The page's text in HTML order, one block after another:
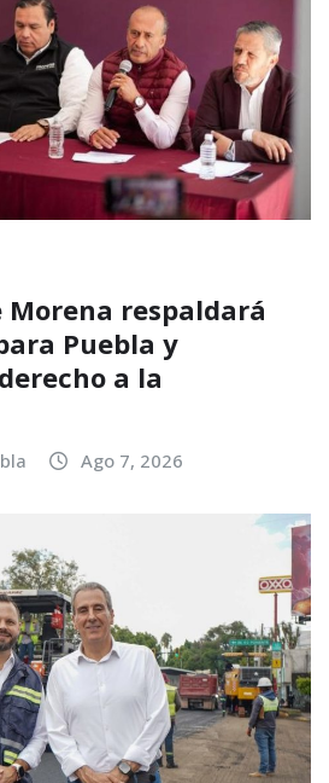
Morena respaldará
Puebla y
a la
Ago 7, 2026